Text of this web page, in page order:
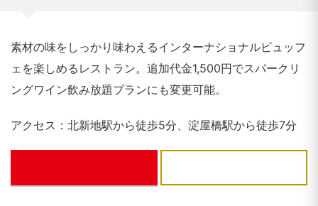
素材の味をしっかり味わえるインターナショナルビュッフ
ェを楽しめるレストラン。追加代金1,500円でスパークリ
ングワイン飲み放題プランにも変更可能。
アクセス：北新地駅から徒歩5分、淀屋橋駅から徒歩7分